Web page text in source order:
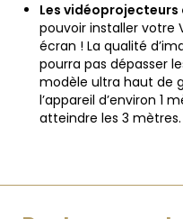
Les
pouvoir installer votre
écran ! La qualité
pourra pas dépasser
modèle ultra haut de
l’appareil d’environ 1
atteindre les 3 mètres.